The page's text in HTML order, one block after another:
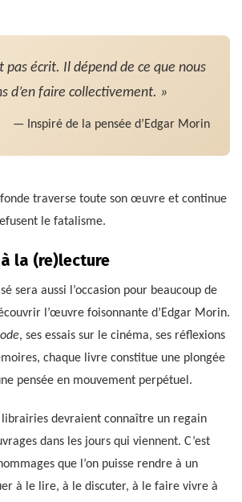
pas écrit. Il dépend de ce que nous
d’en faire collectivement. »
— Inspiré de la pensée d’Edgar Morin
traverse toute son œuvre et continue
le fatalisme.
la (re)lecture
sera aussi l’occasion pour beaucoup de
l’œuvre foisonnante d’Edgar Morin.
, ses essais sur le cinéma, ses réflexions
chaque livre constitue une plongée
pensée en mouvement perpétuel.
librairies devraient connaître un regain
dans les jours qui viennent. C’est
que l’on puisse rendre à un
à le lire, à le discuter, à le faire vivre à